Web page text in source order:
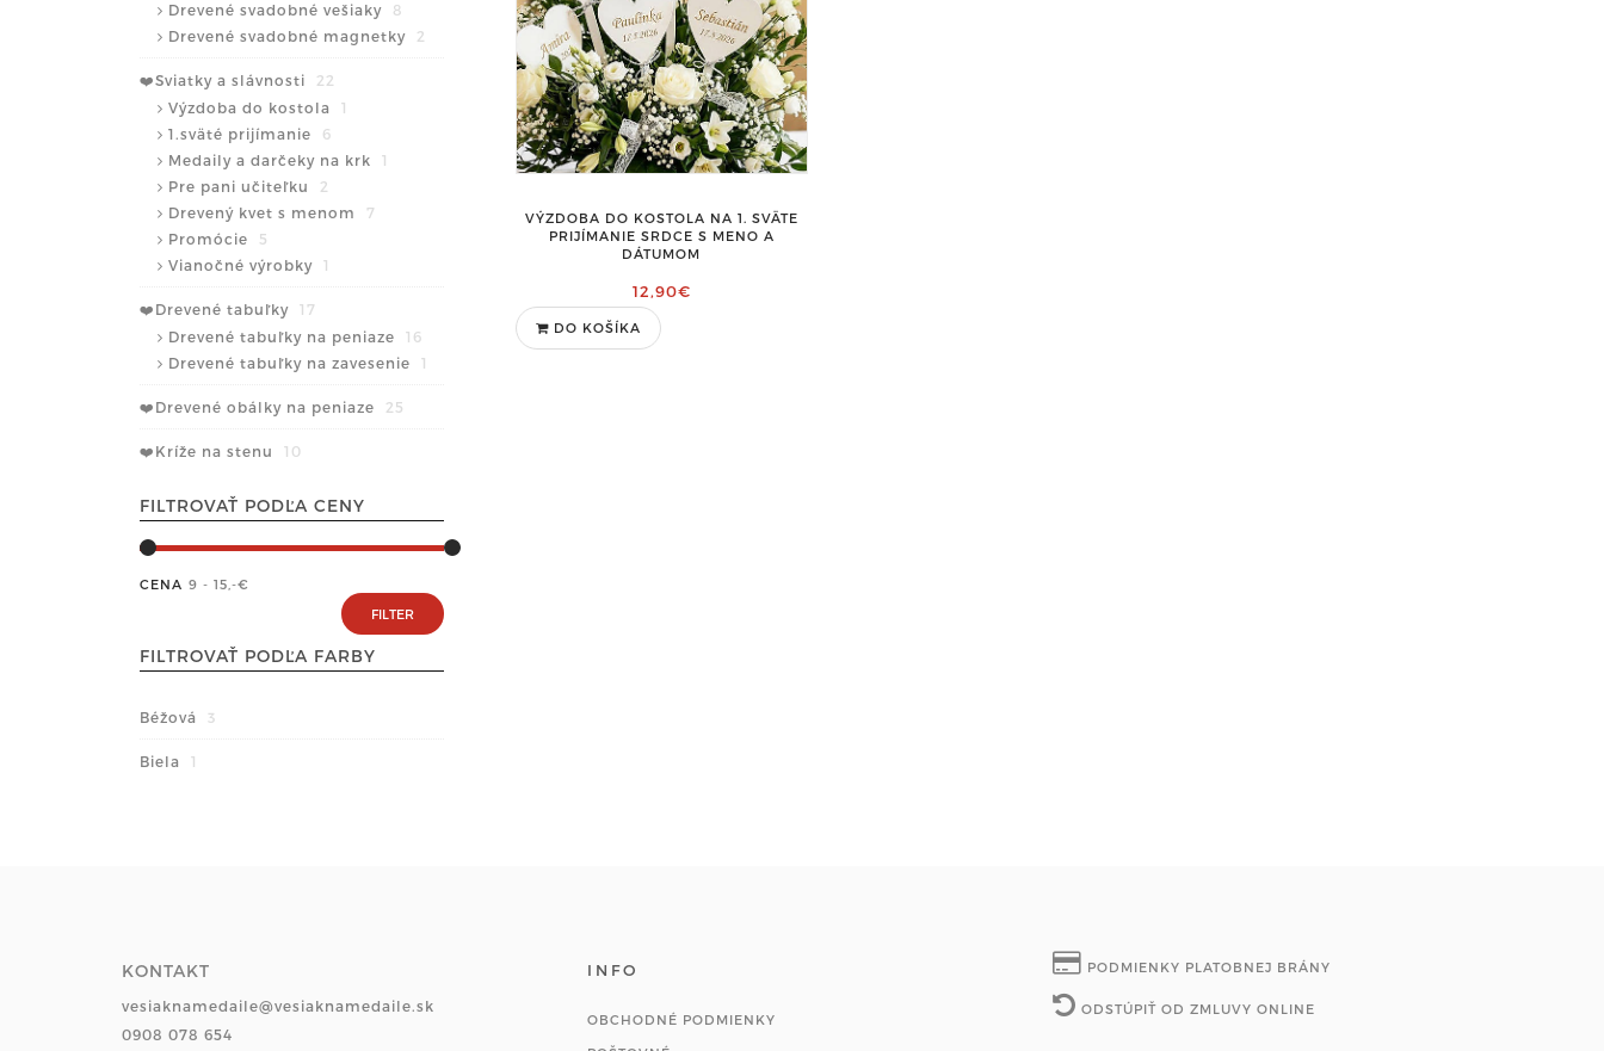
Drevené svadobné vešiaky
8
Drevené svadobné magnetky
2
❤️Sviatky a slávnosti
22
Výzdoba do kostola
1
1.sväté prijímanie
6
Medaily a darčeky na krk
1
Pre pani učiteľku
2
Drevený kvet s menom
7
Promócie
5
Vianočné výrobky
1
❤️Drevené tabuľky
17
Drevené tabuľky na peniaze
16
Drevené tabuľky na zavesenie
1
❤️Drevené obálky na peniaze 25
❤️Kríže na stenu 10
FILTROVAŤ PODĽA CENY
CENA 9 - 15 ,-€
FILTROVAŤ PODĽA FARBY
Béžová 3
Biela 1
VÝZDOBA DO KOSTOLA NA 1. SVÄTE
PRIJÍMANIE SRDCE S MENO A
DÁTUMOM
12,90€
DO KOŠÍKA
KONTAKT
vesiaknamedaile@vesiaknamedaile.sk
0908 078 654
INFO
OBCHODNÉ PODMIENKY
PODMIENKY PLATOBNEJ BRÁNY
ODSTÚPIŤ OD ZMLUVY ONLINE